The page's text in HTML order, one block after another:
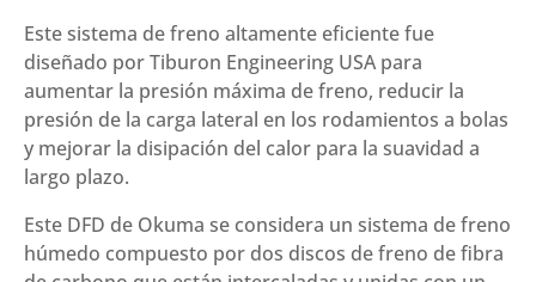
Este sistema de freno altamente eficiente fue
diseñado por Tiburon Engineering USA para
aumentar la presión máxima de freno, reducir la
presión de la carga lateral en los rodamientos a bolas
y mejorar la disipación del calor para la suavidad a
largo plazo.
Este DFD de Okuma se considera un sistema de freno
húmedo compuesto por dos discos de freno de fibra